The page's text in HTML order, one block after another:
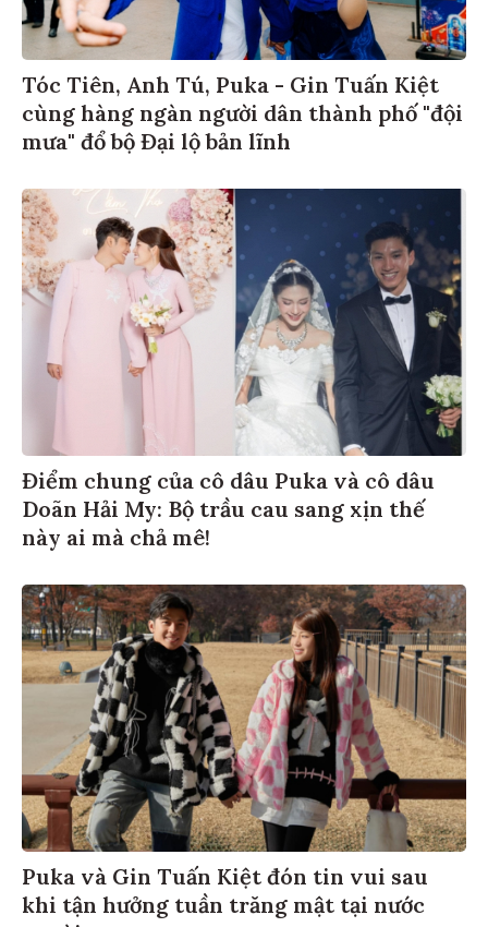
Tóc Tiên, Anh Tú, Puka - Gin Tuấn Kiệt
cùng hàng ngàn người dân thành phố "đội
mưa" đổ bộ Đại lộ bản lĩnh
Điểm chung của cô dâu Puka và cô dâu
Doãn Hải My: Bộ trầu cau sang xịn thế
này ai mà chả mê!
Puka và Gin Tuấn Kiệt đón tin vui sau
khi tận hưởng tuần trăng mật tại nước